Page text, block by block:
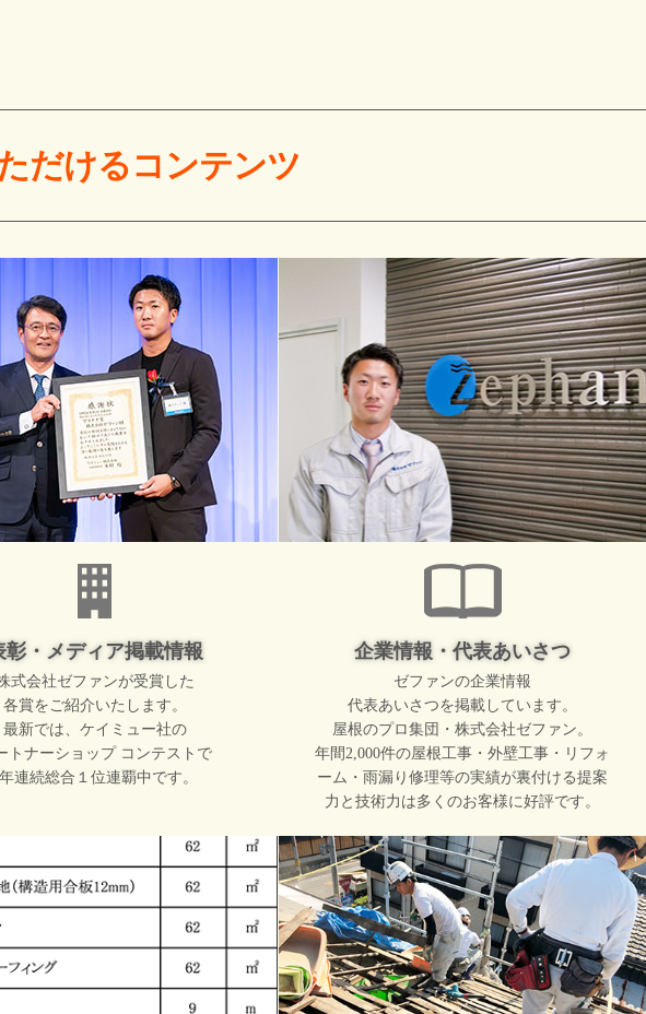
だけるコンテンツ
彰・メディア掲載情報
式会社ゼファンが受賞した
各賞をご紹介いたします。
最新では、ケイミュー社の
トナーショップ コンテストで
連続総合１位連覇中です。
企業情報・代表あいさつ
ゼファンの企業情報
代表あいさつを掲載しています。
屋根のプロ集団・株式会社ゼファン。
年間2,000件の屋根工事・外壁工事・リフォ
ーム・雨漏り修理等の実績が裏付ける提案
力と技術力は多くのお客様に好評です。